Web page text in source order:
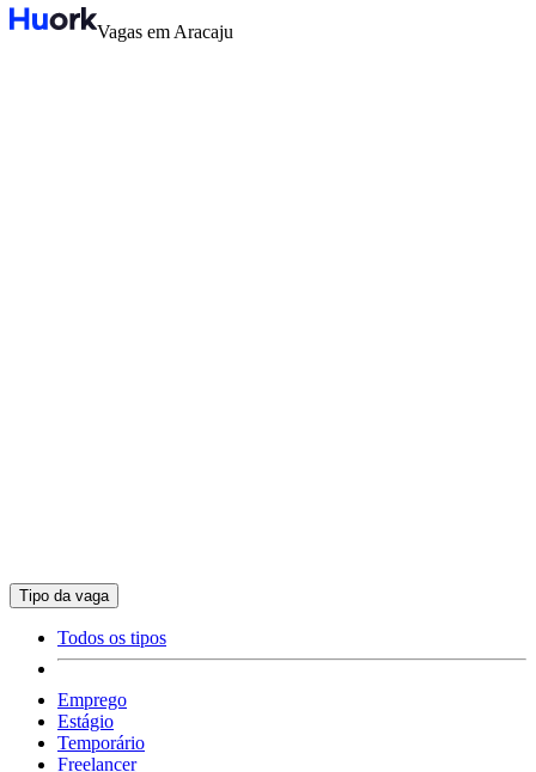
Vagas em Aracaju
Tipo da vaga
Todos os tipos
Emprego
Estágio
Temporário
Freelancer